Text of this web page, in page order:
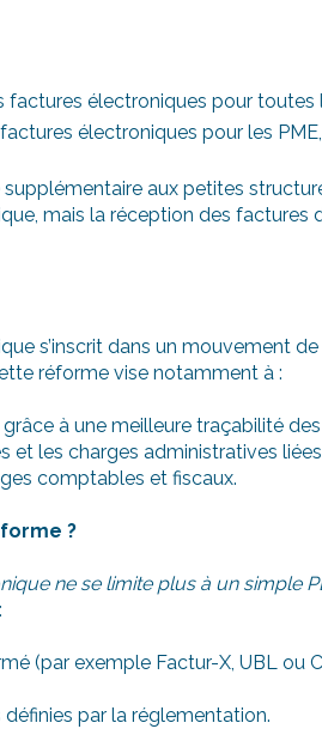
électroniques pour toutes
électroniques pour les
aux petites
mais la réception des factures
s’inscrit dans un mouvement de
réforme vise notamment à :
à une meilleure traçabilité
les charges administratives
comptables et fiscaux.
?
ne se limite plus à un simple
(par exemple Factur-X, UBL ou
par la réglementation.